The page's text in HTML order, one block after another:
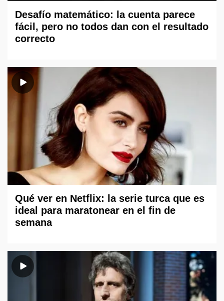
Desafío matemático: la cuenta parece
fácil, pero no todos dan con el resultado
correcto
Qué ver en Netflix: la serie turca que es
ideal para maratonear en el fin de
semana